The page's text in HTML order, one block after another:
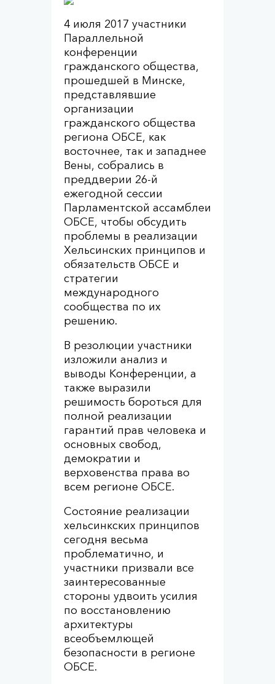
4 июля 2017 участники
Параллельной
конференции
гражданского общества,
прошедшей в Минске,
представлявшие
организации
гражданского общества
региона ОБСЕ, как
восточнее, так и западнее
Вены, собрались в
преддверии 26-й
ежегодной сессии
Парламентской ассамблеи
ОБСЕ, чтобы обсудить
проблемы в реализации
Хельсинских принципов и
обязательств ОБСЕ и
стратегии
международного
сообщества по их
решению.
В резолюции участники
изложили анализ и
выводы Конференции, а
также выразили
решимость бороться для
полной реализации
гарантий прав человека и
основных свобод,
демократии и
верховенства права во
всем регионе ОБСЕ.
Состояние реализации
хельсинкских принципов
сегодня весьма
проблематично, и
участники призвали все
заинтересованные
стороны удвоить усилия
по восстановлению
архитектуры
всеобъемлющей
безопасности в регионе
ОБСЕ.